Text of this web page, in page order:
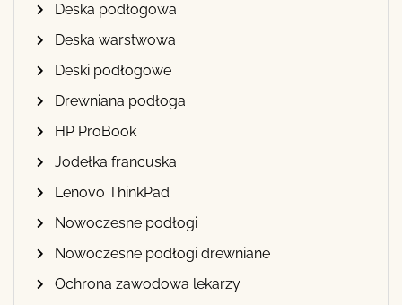
Deska podłogowa
Deska warstwowa
Deski podłogowe
Drewniana podłoga
HP ProBook
Jodełka francuska
Lenovo ThinkPad
Nowoczesne podłogi
Nowoczesne podłogi drewniane
Ochrona zawodowa lekarzy